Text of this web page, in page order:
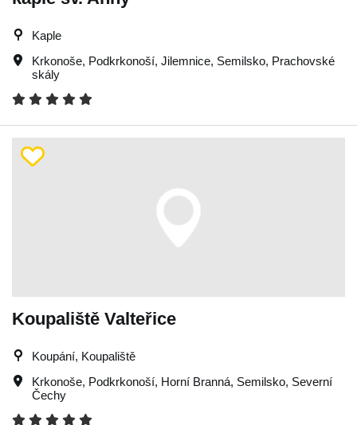
Kaple
Krkonoše, Podkrkonoší, Jilemnice, Semilsko, Prachovské
skály
Koupaliště Valteřice
Koupání, Koupaliště
Krkonoše, Podkrkonoší, Horní Branná, Semilsko, Severní
Čechy